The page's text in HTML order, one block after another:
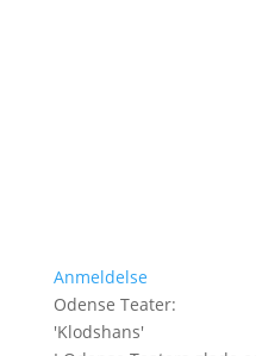
Anmeldelse
Odense Teater:
'Klodshans'